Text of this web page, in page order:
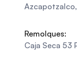
Azcapotzalco,
Remolques:
Caja Seca 53